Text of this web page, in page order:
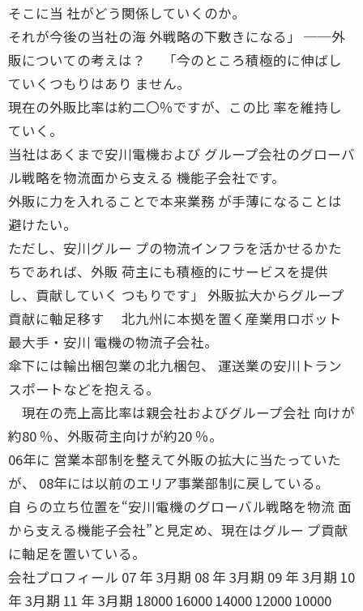
そこに当 社がどう関係していくのか。
それが今後の当社の海 外戦略の下敷きになる」 ──外
販についての考えは？ 「今のところ積極的に伸ばし
ていくつもりはあり ません。
現在の外販比率は約二〇％ですが、この比 率を維持し
ていく。
当社はあくまで安川電機および グループ会社のグローバ
ル戦略を物流面から支える 機能子会社です。
外販に力を入れることで本来業務 が手薄になることは
避けたい。
ただし、安川グルー プの物流インフラを活かせるかた
ちであれば、外販 荷主にも積極的にサービスを提供
し、貢献していく つもりです」 外販拡大からグループ
貢献に軸足移す 北九州に本拠を置く産業用ロボット
最大手・安川 電機の物流子会社。
傘下には輸出梱包業の北九梱包、 運送業の安川トラン
スポートなどを抱える。
現在の売上高比率は親会社およびグループ会社 向けが
約80 ％、外販荷主向けが約20 ％。
06年に 営業本部制を整えて外販の拡大に当たっていた
が、 08年には以前のエリア事業部制に戻している。
自 らの立ち位置を“安川電機のグローバル戦略を物流 面
から支える機能子会社”と見定め、現在はグルー プ貢献
に軸足を置いている。
会社プロフィール 07 年 3月期 08 年 3月期 09 年 3月期 10
年 3月期 11 年 3月期 18000 16000 14000 12000 10000